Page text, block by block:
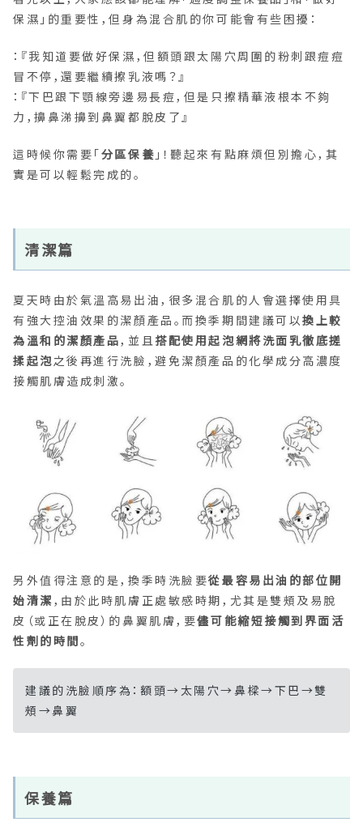
保濕」的重要性，但身為混合肌的你可能會有些困擾：
：『我知道要做好保濕，但額頭跟太陽穴周圍的粉刺跟痘痘
冒不停，還要繼續擦乳液嗎？』
：『下巴跟下顎線旁邊易長痘，但是只擦精華液根本不夠
力，擤鼻涕擤到鼻翼都脫皮了』
這時候你需要「分區保養 」！聽起來有點麻煩但別擔心，其
實是可以輕鬆完成的。
清潔篇
夏天時由於氣溫高易出油，很多混合肌的人會選擇使用具
有強大控油效果的潔顏產品。而換季期間建議可以換上較
為溫和的潔顏產品，並且搭配使用起泡網將洗面乳徹底搓
揉起泡之後再進行洗臉，避免潔顏產品的化學成分高濃度
接觸肌膚造成刺激。
另外值得注意的是，換季時洗臉要從最容易出油的部位開
始清潔，由於此時肌膚正處敏感時期，尤其是雙頰及易脫
皮（或正在脫皮）的鼻翼肌膚，要儘可能縮短接觸到界面活
性劑的時間。
建議的洗臉順序為：額頭→太陽穴→鼻樑→下巴→雙
頰→鼻翼
保養篇